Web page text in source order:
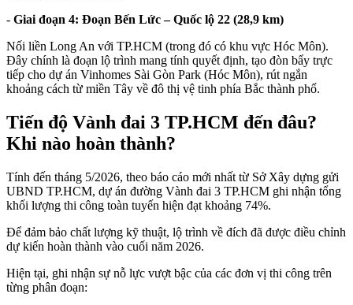
- Giai đoạn 4: Đoạn Bến Lức – Quốc lộ 22 (28,9 km)
Nối liền Long An với TP.HCM (trong đó có khu vực Hóc Môn).
Đây chính là đoạn lộ trình mang tính quyết định, tạo đòn bẩy trực
tiếp cho dự án Vinhomes Sài Gòn Park (Hóc Môn), rút ngắn
khoảng cách từ miền Tây về đô thị vệ tinh phía Bắc thành phố.
Tiến độ Vành đai 3 TP.HCM đến đâu?
Khi nào hoàn thành?
Tính đến tháng 5/2026, theo báo cáo mới nhất từ Sở Xây dựng gửi
UBND TP.HCM, dự án đường Vành đai 3 TP.HCM ghi nhận tổng
khối lượng thi công toàn tuyến hiện đạt khoảng 74%.
Để đảm bảo chất lượng kỹ thuật, lộ trình về đích đã được điều chỉnh
dự kiến hoàn thành vào cuối năm 2026.
Hiện tại, ghi nhận sự nỗ lực vượt bậc của các đơn vị thi công trên
từng phân đoạn: